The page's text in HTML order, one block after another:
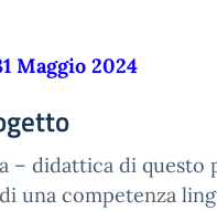
Maggio 2024
– didattica di questo
una competenza